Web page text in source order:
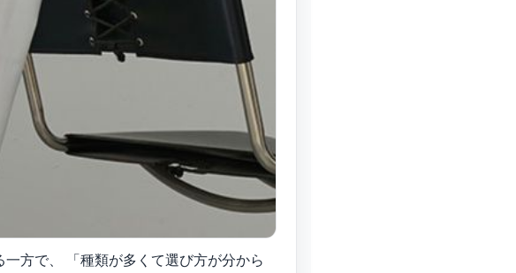
方で、 「種類が多くて選び方が分から